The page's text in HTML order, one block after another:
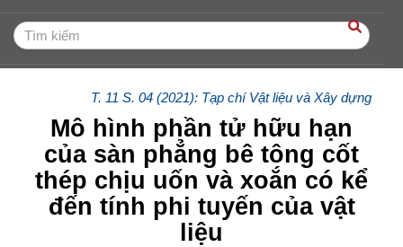
T. 11 S. 04 (2021): Tạp chí Vật liệu và Xây dựng
Mô hình phần tử hữu hạn
của sàn phẳng bê tông cốt
thép chịu uốn và xoắn có kể
đến tính phi tuyến của vật
liệu